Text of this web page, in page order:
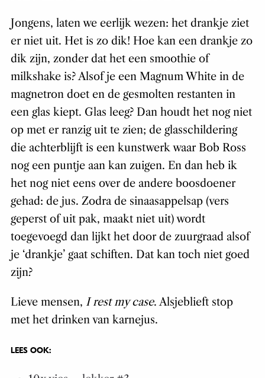
Jongens, laten we eerlijk wezen: het drankje ziet
er niet uit. Het is zo dik! Hoe kan een drankje zo
dik zijn, zonder dat het een smoothie of
milkshake is? Alsof je een Magnum White in de
magnetron doet en de gesmolten restanten in
een glas kiept. Glas leeg? Dan houdt het nog niet
op met er ranzig uit te zien; de glasschildering
die achterblijft is een kunstwerk waar Bob Ross
nog een puntje aan kan zuigen. En dan heb ik
het nog niet eens over de andere boosdoener
gehad: de jus. Zodra de sinaasappelsap (vers
geperst of uit pak, maakt niet uit) wordt
toegevoegd dan lijkt het door de zuurgraad alsof
je ‘drankje’ gaat schiften. Dat kan toch niet goed
zijn?
Lieve mensen, I rest my case. Alsjeblieft stop
met het drinken van karnejus.
LEES OOK: